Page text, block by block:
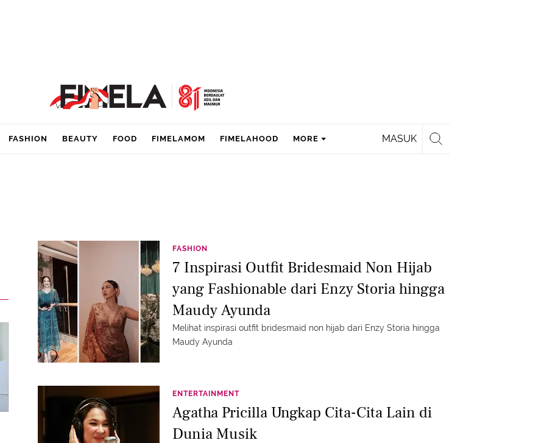
MASUK
FASHION BEAUTY FOOD FIMELAMOM FIMELAHOOD MORE
FASHION
7 Inspirasi Outfit Bridesmaid Non Hijab
yang Fashionable dari Enzy Storia hingga
Maudy Ayunda
Melihat inspirasi outfit bridesmaid non hijab dari Enzy Storia hingga
Maudy Ayunda
ENTERTAINMENT
Agatha Pricilla Ungkap Cita-Cita Lain di
Dunia Musik